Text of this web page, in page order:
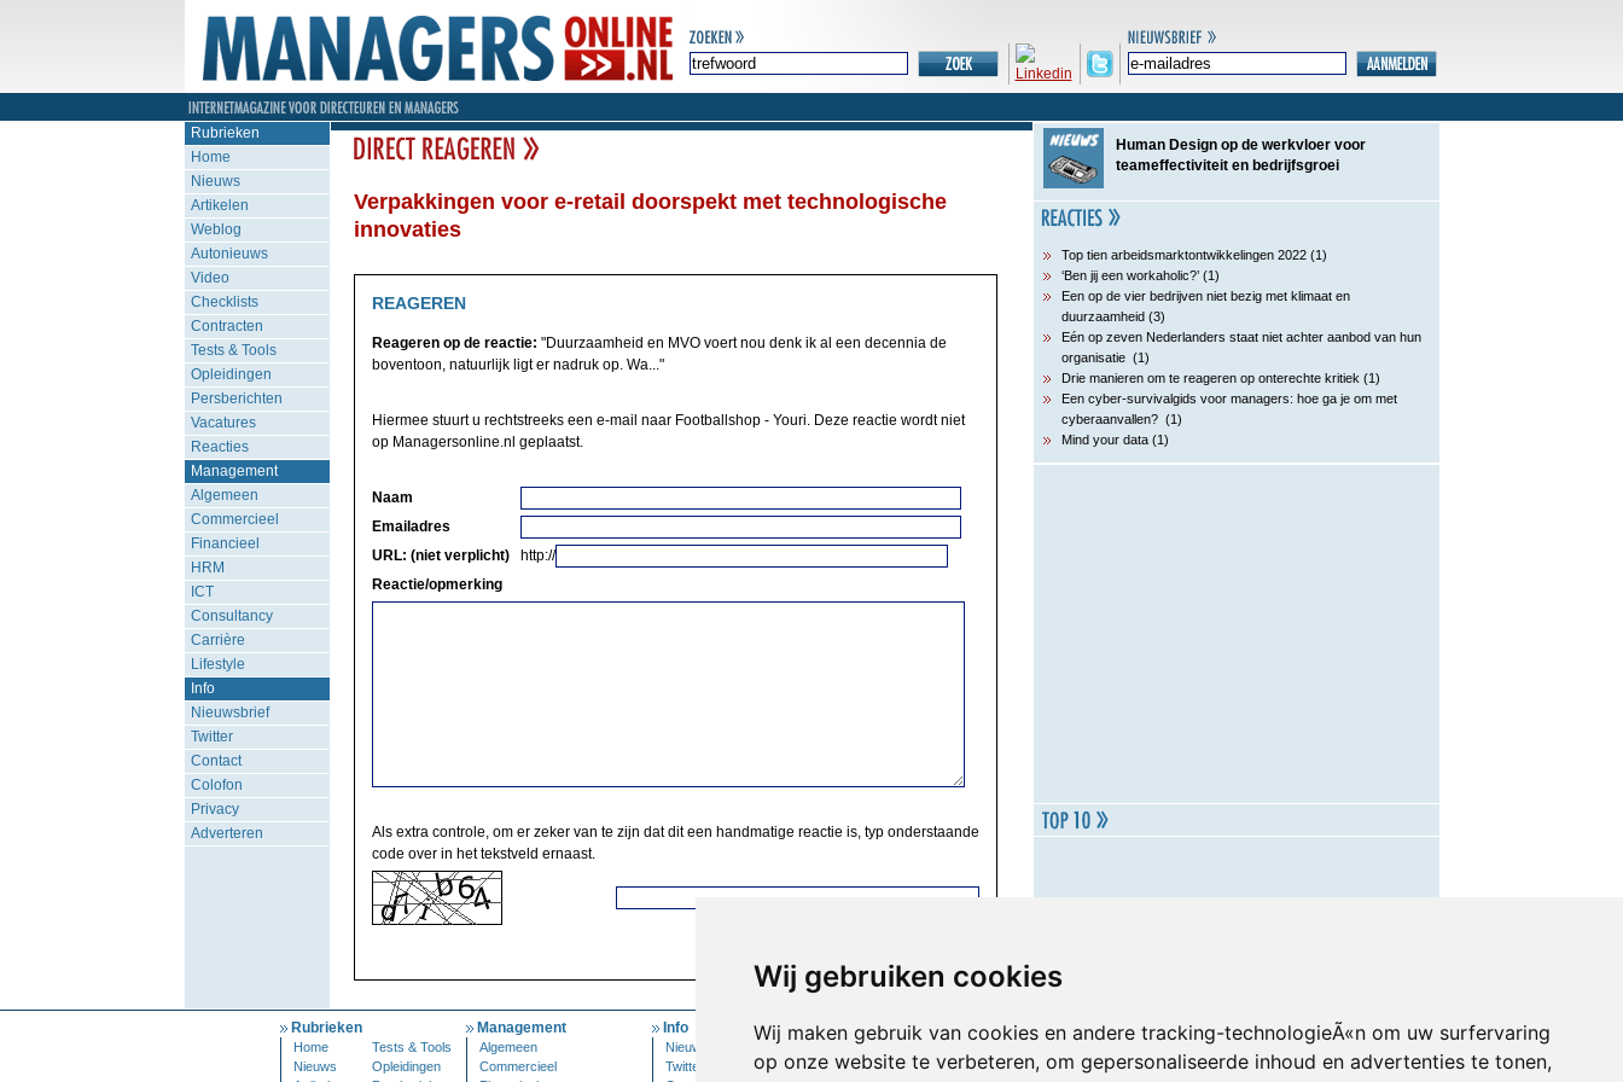
Wij gebruiken cookies
Wij maken gebruik van cookies en andere tracking-technologieÃ«n om uw surfervaring
op onze website te verbeteren, om gepersonaliseerde inhoud en advertenties te tonen,
Rubrieken
Home
Nieuws
Artikelen
Weblog
Autonieuws
Video
Checklists
Contracten
Tests & Tools
Opleidingen
Persberichten
Vacatures
Reacties
Management
Algemeen
Commercieel
Financieel
HRM
ICT
Consultancy
Carrière
Lifestyle
Info
Nieuwsbrief
Twitter
Contact
Colofon
Privacy
Adverteren
Verpakkingen voor e-retail doorspekt met technologische
innovaties
REAGEREN
Reageren op de reactie: "Duurzaamheid en MVO voert nou denk ik al een decennia de
boventoon, natuurlijk ligt er nadruk op. Wa..."
Hiermee stuurt u rechtstreeks een e-mail naar Footballshop - Youri. Deze reactie wordt niet
op Managersonline.nl geplaatst.
Naam
Emailadres
URL: (niet verplicht)
http://
Reactie/opmerking
Als extra controle, om er zeker van te zijn dat dit een handmatige reactie is, typ onderstaande
code over in het tekstveld ernaast.
Human Design op de werkvloer voor
teameffectiviteit en bedrijfsgroei
Top tien arbeidsmarktontwikkelingen 2022 (1)
‘Ben jij een workaholic?’ (1)
Een op de vier bedrijven niet bezig met klimaat en
duurzaamheid (3)
Eén op zeven Nederlanders staat niet achter aanbod van hun
organisatie (1)
Drie manieren om te reageren op onterechte kritiek (1)
Een cyber-survivalgids voor managers: hoe ga je om met
cyberaanvallen? (1)
Mind your data (1)
Rubrieken
Home
Tests & Tools
Nieuws
Opleidingen
Management
Algemeen
Commercieel
Info
Nieuwsbrief
Twitter
Mijn Account
Inloggen